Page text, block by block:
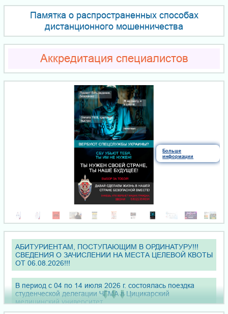
Памятка о распространенных способах
дистанционного мошенничества
Аккредитация специалистов
Как не стать
АБИТУРИЕНТАМ, ПОСТУПАЮЩИМ В ОРДИНАТУРУ!!!
СВЕДЕНИЯ О ЗАЧИСЛЕНИИ НА МЕСТА ЦЕЛЕВОЙ КВОТЫ
ОТ 06.08.2026!!!
В период с 04 по 14 июля 2026 г. состоялась поездка
студенческой делегации ЧГМА в Цицикарский
медицинский университет